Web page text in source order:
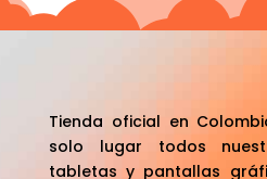
Tienda oficial en
solo lugar todos
tabletas y pantallas